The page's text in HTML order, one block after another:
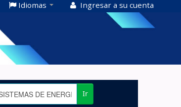
Idiomas Ingresar a su cuenta
Ir